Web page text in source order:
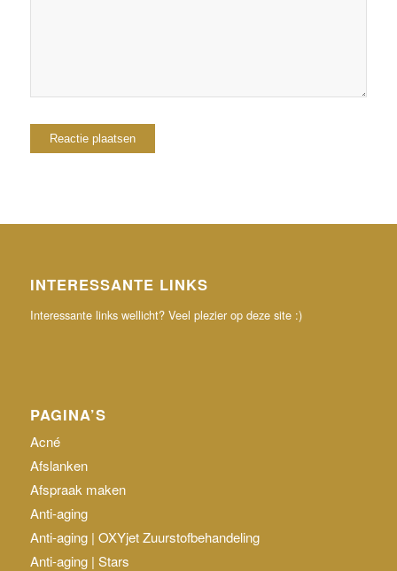
INTERESSANTE LINKS
Interessante links wellicht? Veel plezier op deze site :)
PAGINA’S
Acné
Afslanken
Afspraak maken
Anti-aging
Anti-aging | OXYjet Zuurstofbehandeling
Anti-aging | Stars